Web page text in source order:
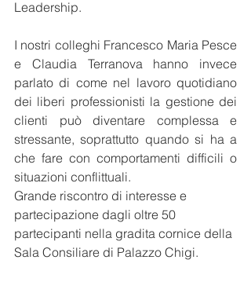
Leadership.
I nostri colleghi Francesco Maria Pesce
e Claudia Terranova hanno invece
parlato di come nel lavoro quotidiano
dei liberi professionisti la gestione dei
clienti può diventare complessa e
stressante, soprattutto quando si ha a
che fare con comportamenti difficili o
situazioni conflittuali.
Grande riscontro di interesse e
partecipazione dagli oltre 50
partecipanti nella gradita cornice della
Sala Consiliare di Palazzo Chigi.